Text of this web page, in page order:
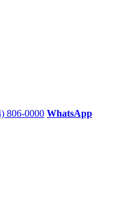
806-0000 WhatsApp